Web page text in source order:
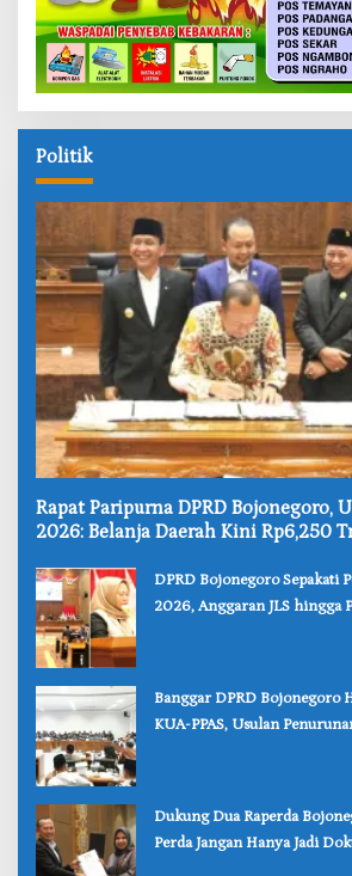
Politik
‎Rapat Paripurna DPRD Bojonegoro,
2026: Belanja Daerah Kini Rp6,250
‎DPRD Bojonegoro Sepakati
2026, Anggaran JLS hingga
‎Banggar DPRD Bojonegoro
KUA-PPAS, Usulan
‎Dukung Dua Raperda
Perda Jangan Hanya Jadi